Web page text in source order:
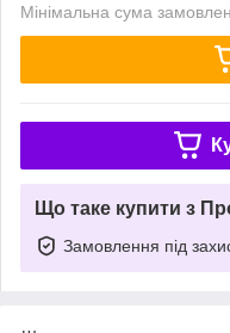
Мінімальна сума
Що таке купити з
Замовлення під